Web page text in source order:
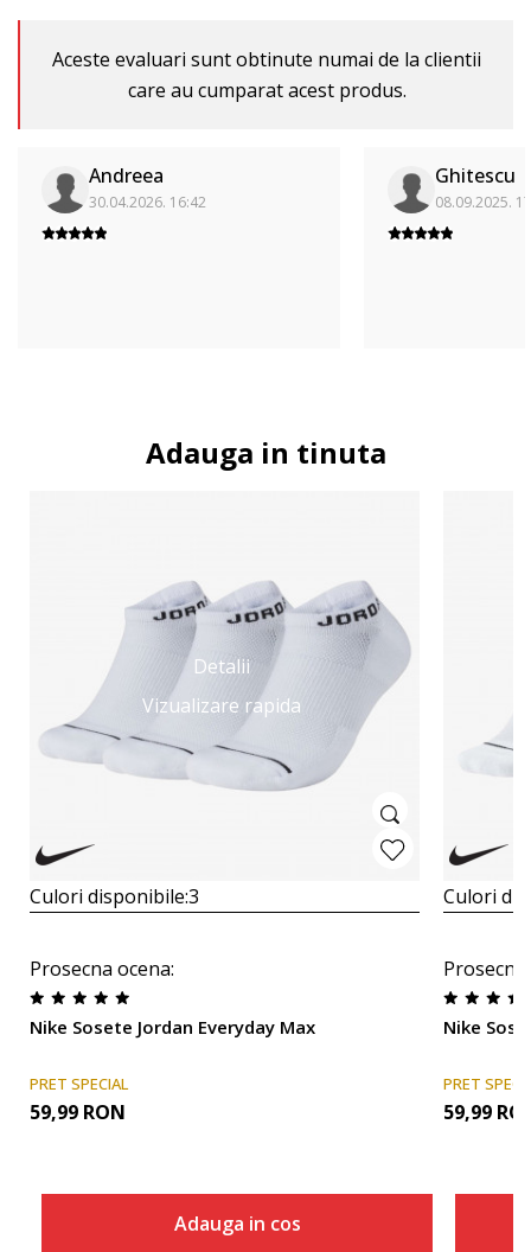
Aceste evaluari sunt obtinute numai de la clientii
care au cumparat acest produs.
Andreea
30.04.2026. 16:42
Ghitescu
08.09.2025.
Adauga in tinuta
Detalii
Vizualizare rapida
Culori disponibile:3
Prosecna ocena:
Nike Sosete Jordan Everyday Max
PRET SPECIAL
59,99 RON
Adauga in cos
Culori
Nike
PRET
59,99